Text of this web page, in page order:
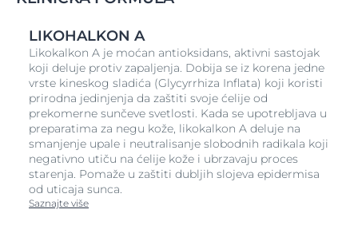
SymSitive* i likokalkon A.
SymSitive* je inovativni aktivni sastojak koji kao
regulator osetljivosti deluje direktno na uzrok
pojačane reaktivnosti. On umiruje neprijatne osećaje i
podože nivo podnošljivosti preosetljive kože.
Likokalkon A je aktivni saastojak iz ekstrakta korena
sladića (Glycyrrhiza Inflata ). On je istovremeno
antioksidans, smanjuje crvenilo i ublažava iritaciju.
Važno je zaštititi kožu od intolerancije i alergijskih
LIKOHALKON A
Likokalkon A je moćan antioksidans, aktivni sastojak
koji deluje protiv zapaljenja. Dobija se iz korena jedne
vrste kineskog sladića (Glycyrrhiza Inflata) koji koristi
prirodna jedinjenja da zaštiti svoje ćelije od
prekomerne sunčeve svetlosti. Kada se upotrebljava u
preparatima za negu kože, likokalkon A deluje na
smanjenje upale i neutralisanje slobodnih radikala koji
negativno utiču na ćelije kože i ubrzavaju proces
starenja. Pomaže u zaštiti dubljih slojeva epidermisa
od uticaja sunca.
Saznajte više